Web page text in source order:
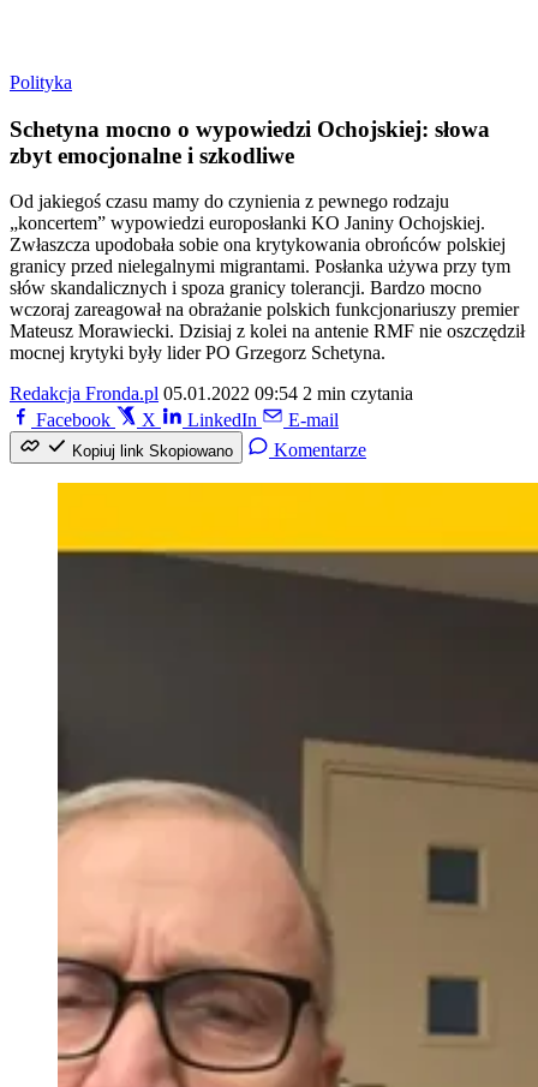
Polityka
Schetyna mocno o wypowiedzi Ochojskiej: słowa
zbyt emocjonalne i szkodliwe
Od jakiegoś czasu mamy do czynienia z pewnego rodzaju
„koncertem” wypowiedzi europosłanki KO Janiny Ochojskiej.
Zwłaszcza upodobała sobie ona krytykowania obrońców polskiej
granicy przed nielegalnymi migrantami. Posłanka używa przy tym
słów skandalicznych i spoza granicy tolerancji. Bardzo mocno
wczoraj zareagował na obrażanie polskich funkcjonariuszy premier
Mateusz Morawiecki. Dzisiaj z kolei na antenie RMF nie oszczędził
mocnej krytyki były lider PO Grzegorz Schetyna.
Redakcja Fronda.pl 05.01.2022 09:54 2 min czytania
Facebook
X LinkedIn E-mail
Kopiuj link Skopiowano Komentarze